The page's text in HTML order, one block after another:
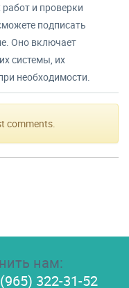
и проверки
подписать
Оно включает
системы, их
необходимости.
comments.
нам:
322-31-52